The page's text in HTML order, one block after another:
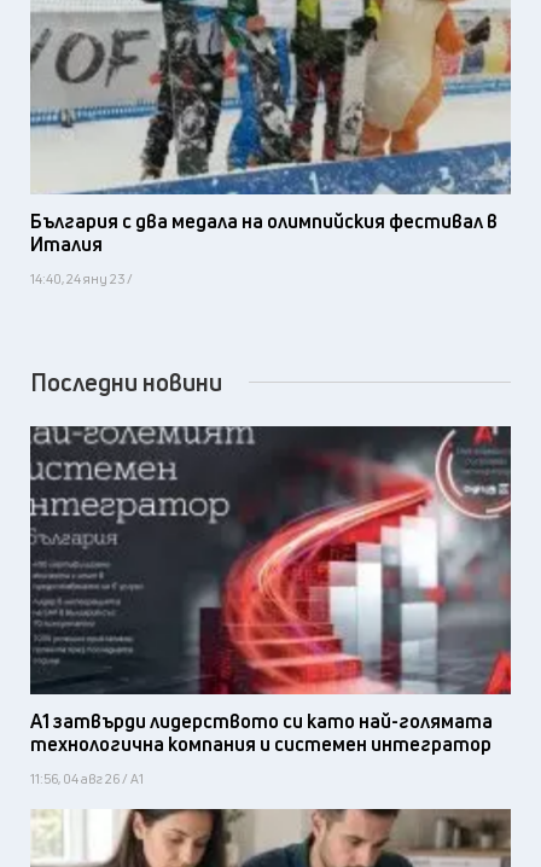
България с два медала на олимпийския фестивал в
Италия
14:40, 24 яну 23 /
Последни новини
А1 затвърди лидерството си като най-голямата
технологична компания и системен интегратор
11:56, 04 авг 26 / А1